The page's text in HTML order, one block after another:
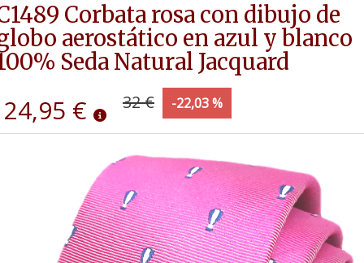
Corbata rosa con dibujo de
aerostático en azul y blanco
Seda Natural Jacquard
24,95 € 32 € -22,03 %